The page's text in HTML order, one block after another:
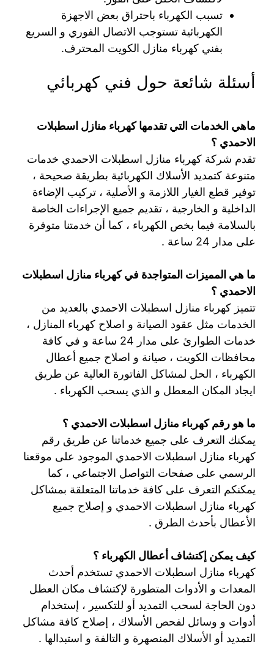
تسبب الكهرباء باحتراق بعض الاجهزة
الكهربائية تستوجب الاتصال الفوري و السريع
بفني كهرباء منازل الكويت المحترف.
أسئلة شائعة حول فني كهربائي
ماهي الخدمات التي تقدمها كهرباء منازل اسطبلات
الاحمدي ؟
تقدم شركة كهرباء منازل اسطبلات الاحمدي خدمات
متنوعة كتمديد الأسلاك الكهربائية بطريقة صحيحة ،
توفير قطع الغيار اللازمة و الأصلية ، تركيب الإضاءة
الداخلية و الخارجية ، تقديم جميع الإجراءات الخاصة
بالسلامة فيما بخص الكهرباء ، كما أن خدمتنا متوفرة
على مدار 24 ساعة .
ما هي المميزات المتواجدة في كهرباء منازل اسطبلات
الاحمدي ؟
تتميز كهرباء منازل اسطبلات الاحمدي بالعديد من
الخدمات مثل عقود الصيانة و اصلاح كهرباء المنازل ،
خدمات الطوارئ على مدار 24 ساعة و في كافة
محافظات الكويت ، صيانة و اصلاح جميع أعطال
الكهرباء ، الحل لمشاكل الفاتورة العالية عن طريق
ايجاد المكان المعطل و الذي يسحب الكهرباء .
ما هو رقم كهرباء منازل اسطبلات الاحمدي ؟
يمكنك التعرف على جميع خدماتنا عن طريق رقم
كهرباء منازل اسطبلات الاحمدي الموجود على موقعنا
الرسمي على صفحات التواصل الاجتماعي ، كما
يمكنكم التعرف على كافة خدماتنا المتعلقة بمشاكل
كهرباء منازل اسطبلات الاحمدي و إصلاح جميع
الأعطال بأحدث الطرق .
كيف يمكن إكتشاف أعطال الكهرباء ؟
كهرباء منازل اسطبلات الاحمدي تستخدم أحدث
المعدات و الأدوات المتطورة لإكتشاف مكان العطل
دون الحاجة لسحب التمديد أو للتكسير ، إستخدام
أدوات و وسائل لفحص الأسلاك ، إصلاح كافة مشاكل
التمديد أو الأسلاك المنصهرة و التالفة و استبدالها .